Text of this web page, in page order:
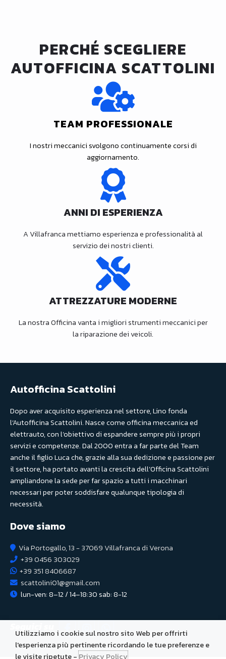
PERCHÉ SCEGLIERE
AUTOFFICINA SCATTOLINI
TEAM PROFESSIONALE
I nostri meccanici svolgono continuamente corsi di
aggiornamento.
ANNI DI ESPERIENZA
A Villafranca mettiamo esperienza e professionalità al
servizio dei nostri clienti.
ATTREZZATURE MODERNE
La nostra Officina vanta i migliori strumenti meccanici per
la riparazione dei veicoli.
Autofficina Scattolini
Dopo aver acquisito esperienza nel settore, Lino fonda
l’Autofficina Scattolini. Nasce come officina meccanica ed
elettrauto, con l’obiettivo di espandere sempre più i propri
servizi e competenze. Dal 2000 entra a far parte del Team
anche il figlio Luca che, grazie alla sua dedizione e passione per
il settore, ha portato avanti la crescita dell’Officina Scattolini
ampliandone la sede per far spazio a tutti i macchinari
necessari per poter soddisfare qualunque tipologia di
necessità.
Dove siamo
Via Portogallo, 13 - 37069 Villafranca di Verona
+39 0456 303029
+39 351 8406687
scattolini01@gmail.com
lun-ven: 8–12 / 14–18:30 sab: 8-12
Utilizziamo i cookie sul nostro sito Web per offrirti
l'esperienza più pertinente ricordando le tue preferenze e
le visite ripetute -Privacy Policy